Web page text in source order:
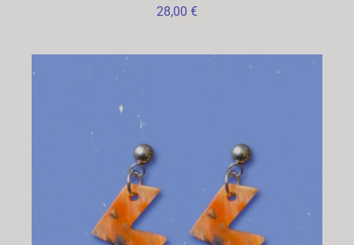
28,00 €
CHOIX DES OPTIONS
/
DÉTAILS